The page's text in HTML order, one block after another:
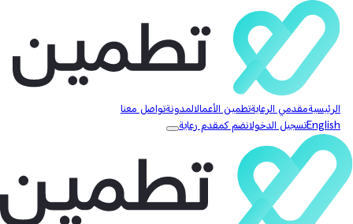
الرئيسيةمقدمي الرعايةتطمين الأعمالالمدونةتواصل معنا
Englishتسجيل الدخولانضم كمقدم رعاية